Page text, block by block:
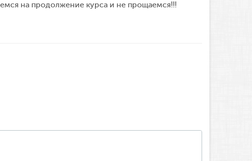
на продолжение курса и не прощаемся!!!